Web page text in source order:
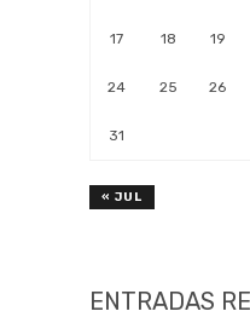
17 18 19
24 25 26
31
« JUL
ENTRADAS